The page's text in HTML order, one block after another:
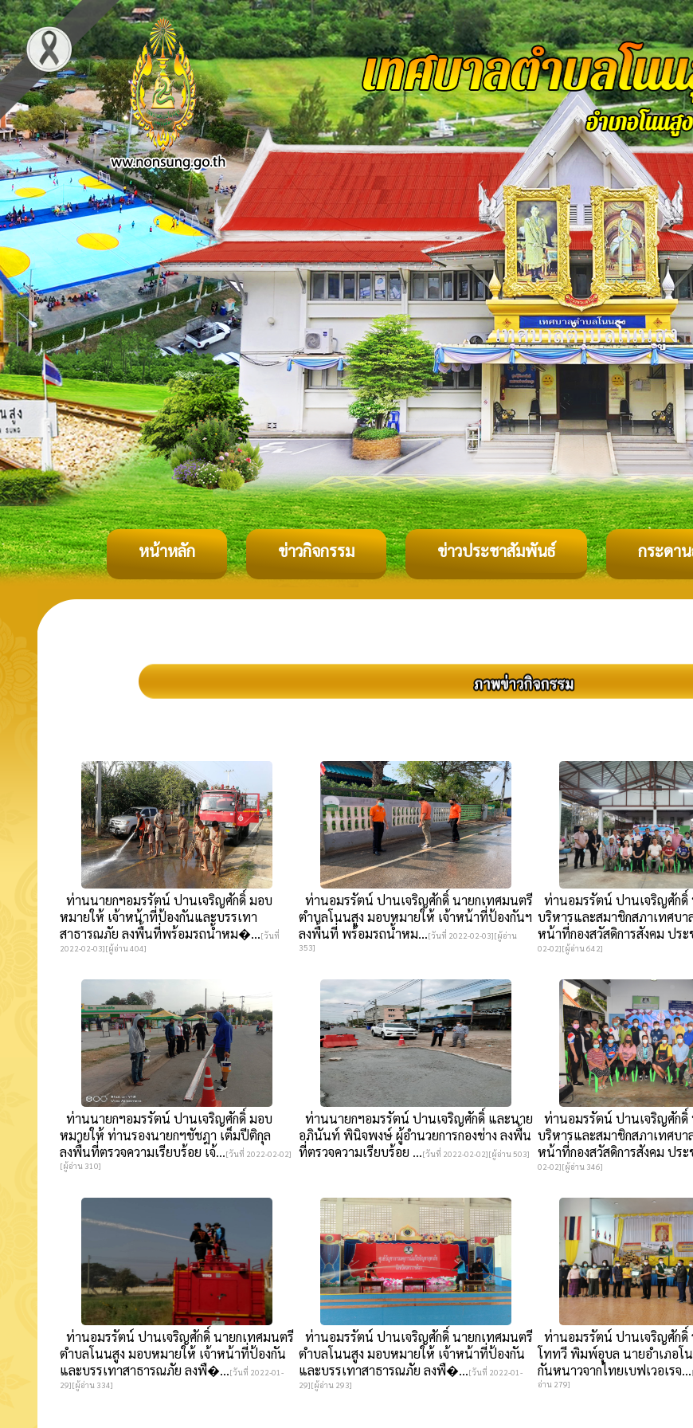
หน้าหลัก ข่าวกิจกรรม ข่าวประชาสัมพันธ์ กระดา
ท่านนายกฯอมรรัตน์ ปานเจริญศักดิ์ มอบ
หมายให้ เจ้าหน้าที่ป้องกันและบรรเทา
สาธารณภัย ลงพื้นที่พร้อมรถน้ำหม�...[วันที่
2022-02-03][ผู้อ่าน 404]
ท่านอมรรัตน์ ปานเจริญศักดิ์ นายกเทศมนตรี
ตำบลโนนสูง มอบหมายให้ เจ้าหน้าที่ป้องกันฯ
ลงพื้นที่ พร้อมรถน้ำหม...[วันที่ 2022-02-03][ผู้อ่าน
353]
ท่านอมรรัตน์ ปานเจริญศัก
บริหารและสมาชิกสภาเทศบา
หน้าที่กองสวัสดิการสังคม ปร
02-02][ผู้อ่าน 642]
ท่านนายกฯอมรรัตน์ ปานเจริญศักดิ์ มอบ
หมายให้ ท่านรองนายกฯชัชฎา เต็มปีติกุล
ลงพื้นที่ตรวจความเรียบร้อย เจ้...[วันที่ 2022-02-02]
[ผู้อ่าน 310]
ท่านนายกฯอมรรัตน์ ปานเจริญศักดิ์ และนาย
อภินันท์ พินิจพงษ์ ผู้อำนวยการกองช่าง ลงพื้น
ที่ตรวจความเรียบร้อย ...[วันที่ 2022-02-02][ผู้อ่าน 503]
ท่านอมรรัตน์ ปานเจริญศัก
บริหารและสมาชิกสภาเทศบา
หน้าที่กองสวัสดิการสังคม ปร
02-02][ผู้อ่าน 346]
ท่านอมรรัตน์ ปานเจริญศักดิ์ นายกเทศมนตรี
ตำบลโนนสูง มอบหมายให้ เจ้าหน้าที่ป้องกัน
และบรรเทาสาธารณภัย ลงพื�...[วันที่ 2022-01-
29][ผู้อ่าน 334]
ท่านอมรรัตน์ ปานเจริญศักดิ์ นายกเทศมนตรี
ตำบลโนนสูง มอบหมายให้ เจ้าหน้าที่ป้องกัน
และบรรเทาสาธารณภัย ลงพื�...[วันที่ 2022-01-
29][ผู้อ่าน 293]
ท่านอมรรัตน์ ปานเจริญศักดิ์
โททวี พิมพ์อุบล นายอำเภอโ
กันหนาวจากไทยเบฟเวอเรจ...
อ่าน 279]